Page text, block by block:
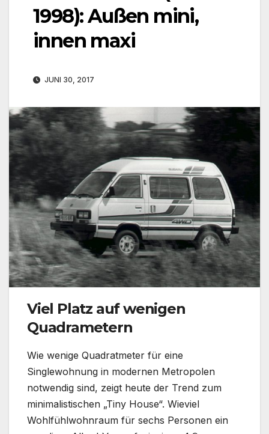
1998): Außen mini,
innen maxi
JUNI 30, 2017
Viel Platz auf wenigen
Quadrametern
Wie wenige Quadratmeter für eine
Singlewohnung in modernen Metropolen
notwendig sind, zeigt heute der Trend zum
minimalistischen „Tiny House“. Wieviel
Wohlfühlwohnraum für sechs Personen ein